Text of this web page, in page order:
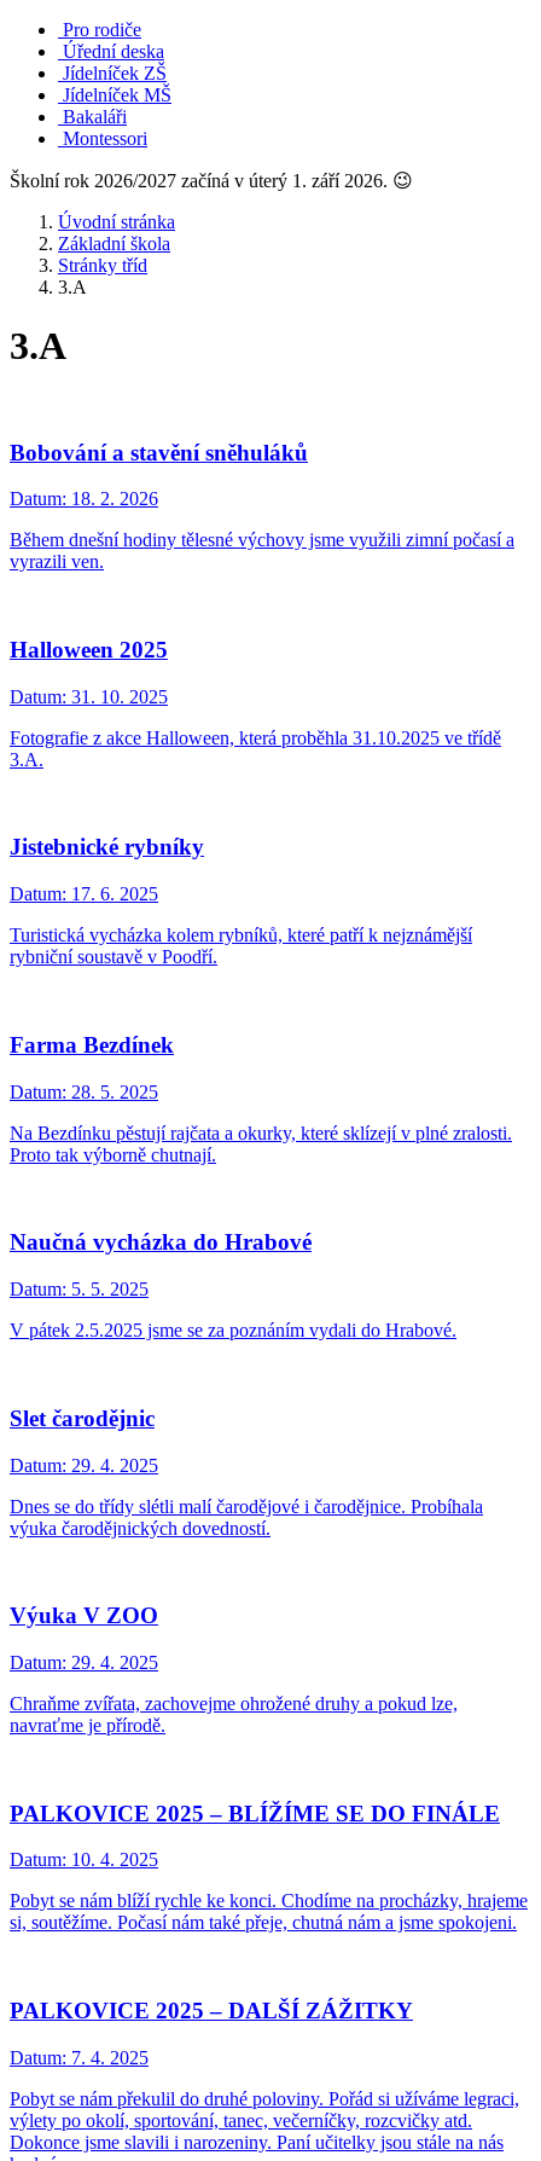
Pro rodiče
Úřední deska
Jídelníček ZŠ
Jídelníček MŠ
Bakaláři
Montessori
Školní rok 2026/2027 začíná v úterý 1. září 2026. 😉
Úvodní stránka
Základní škola
Stránky tříd
3.A
3.A
Bobování a stavění sněhuláků
Datum: 18. 2. 2026
Během dnešní hodiny tělesné výchovy jsme využili zimní počasí a
vyrazili ven.
Halloween 2025
Datum: 31. 10. 2025
Fotografie z akce Halloween, která proběhla 31.10.2025 ve třídě
3.A.
Jistebnické rybníky
Datum: 17. 6. 2025
Turistická vycházka kolem rybníků, které patří k nejznámější
rybniční soustavě v Poodří.
Farma Bezdínek
Datum: 28. 5. 2025
Na Bezdínku pěstují rajčata a okurky, které sklízejí v plné zralosti.
Proto tak výborně chutnají.
Naučná vycházka do Hrabové
Datum: 5. 5. 2025
V pátek 2.5.2025 jsme se za poznáním vydali do Hrabové.
Slet čarodějnic
Datum: 29. 4. 2025
Dnes se do třídy slétli malí čarodějové i čarodějnice. Probíhala
výuka čarodějnických dovedností.
Výuka V ZOO
Datum: 29. 4. 2025
Chraňme zvířata, zachovejme ohrožené druhy a pokud lze,
navraťme je přírodě.
PALKOVICE 2025 – BLÍŽÍME SE DO FINÁLE
Datum: 10. 4. 2025
Pobyt se nám blíží rychle ke konci. Chodíme na procházky, hrajeme
si, soutěžíme. Počasí nám také přeje, chutná nám a jsme spokojeni.
PALKOVICE 2025 – DALŠÍ ZÁŽITKY
Datum: 7. 4. 2025
Pobyt se nám překulil do druhé poloviny. Pořád si užíváme legraci,
výlety po okolí, sportování, tanec, večerníčky, rozcvičky atd.
Dokonce jsme slavili i narozeniny. Paní učitelky jsou stále na nás